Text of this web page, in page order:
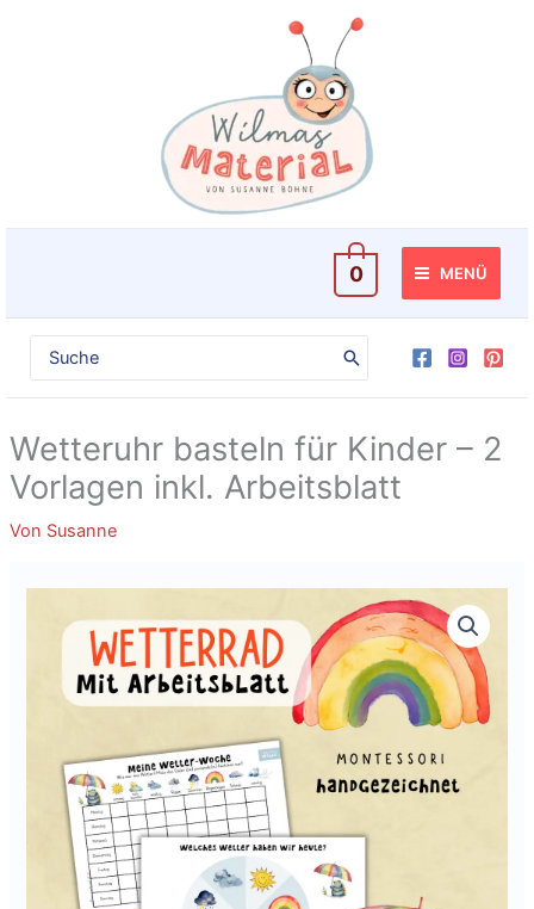
0 MENÜ
Search
for:
Wetteruhr basteln für Kinder – 2
Vorlagen inkl. Arbeitsblatt
Von Susanne